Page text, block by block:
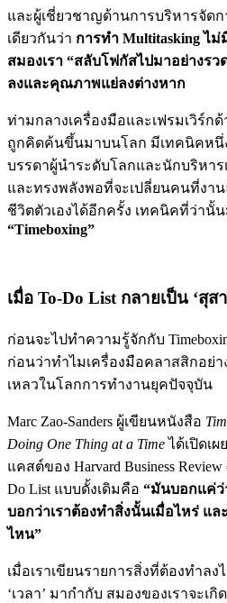
และผู้เชี่ยวชาญด้านการบริหารจัดก
เดียวกันว่า การทำ Multitasking ไ
สมองเรา “สลับโฟกัสไปมาอย่างรว
ลงและคุณภาพแย่ลงต่างหาก
ท่ามกลางเครื่องมือและเฟรมเวิร์ก
ถูกคิดค้นขึ้นมาบนโลก มีเทคนิคหนึ่
บรรดาผู้นำระดับโลกและนักบริหาร
และทรงพลังพอที่จะเปลี่ยนคนที่งา
ชีวิตตัวเองได้อีกครั้ง เทคนิคที่ว่านั้น
“Timeboxing”
เมื่อ To-Do List กลายเป็น ‘สุ
ก่อนจะไปทำความรู้จักกับ
ก่อนว่าทำไมเครื่องมือคลาสสิกอย่า
เหลวในโลกการทำงานยุคปัจจุบัน
Marc Zao-Sanders ผู้เขียนหนังสือ
Doing One Thing at a Timeได้เปิดเ
แคสต์ของ Harvard Business
Do List แบบดั้งเดิมคือ “มันบอกแค่ว่
บอกว่าเราต้องทำสิ่งนั้นเมื่อไหร่ แ
ไหน”
เมื่อเราเขียนรายการสิ่งที่ต้องทำล
‘เวลา’ มากำกับ สมองของเราจะเกิ